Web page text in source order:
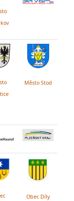
Město Stod
Obec Díly